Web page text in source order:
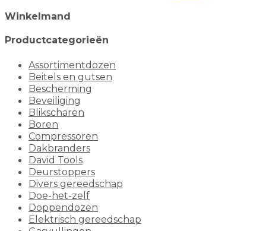
Winkelmand
Productcategorieën
Assortimentdozen
Beitels en gutsen
Bescherming
Beveiliging
Blikscharen
Boren
Compressoren
Dakbranders
David Tools
Deurstoppers
Divers gereedschap
Doe-het-zelf
Doppendozen
Elektrisch gereedschap